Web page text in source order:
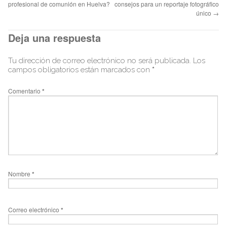
profesional de comunión en Huelva? consejos para un reportaje fotográfico
único →
Deja una respuesta
Tu dirección de correo electrónico no será publicada. Los
campos obligatorios están marcados con *
Comentario *
Nombre *
Correo electrónico *